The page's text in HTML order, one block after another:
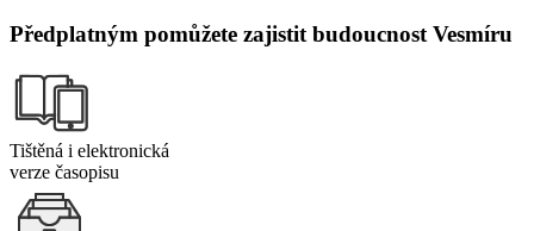
Předplatným pomůžete zajistit budoucnost Vesmíru
Tištěná i elektronická
verze časopisu